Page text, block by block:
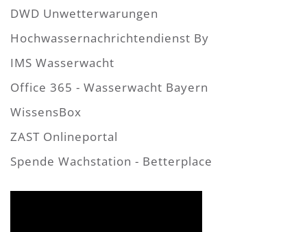
DWD Unwetterwarungen
Hochwassernachrichtendienst By
IMS Wasserwacht
Office 365 - Wasserwacht Bayern
WissensBox
ZAST Onlineportal
Spende Wachstation - Betterplace